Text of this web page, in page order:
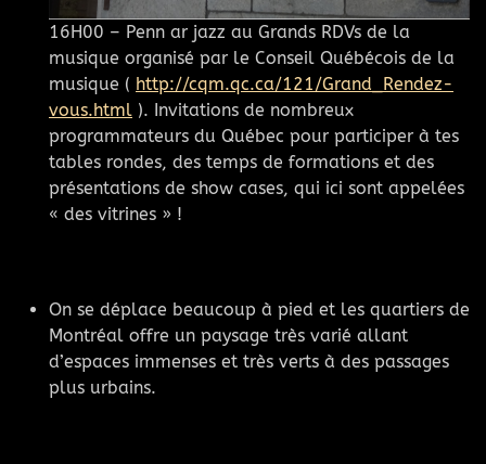
16H00 – Penn ar jazz au Grands RDVs de la
musique organisé par le Conseil Québécois de la
musique ( http://cqm.qc.ca/121/Grand_Rendez-
vous.html ). Invitations de nombreux
programmateurs du Québec pour participer à tes
tables rondes, des temps de formations et des
présentations de show cases, qui ici sont appelées
« des vitrines » !
On se déplace beaucoup à pied et les quartiers de
Montréal offre un paysage très varié allant
d’espaces immenses et très verts à des passages
plus urbains.